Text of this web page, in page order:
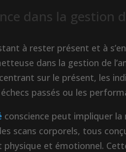
dans la gestion
à rester présent et à
dans la gestion de
sur le présent, les
passés ou les
conscience peut impliquer
scans corporels, tous
et émotionnel.